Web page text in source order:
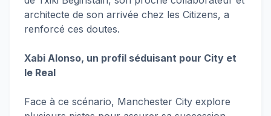
architecte de son arrivée chez les Citizens, a
renforcé ces doutes.
Xabi Alonso, un profil séduisant pour City et
le Real
Face à ce scénario, Manchester City explore